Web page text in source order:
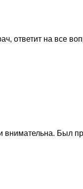
ответит на все
Был